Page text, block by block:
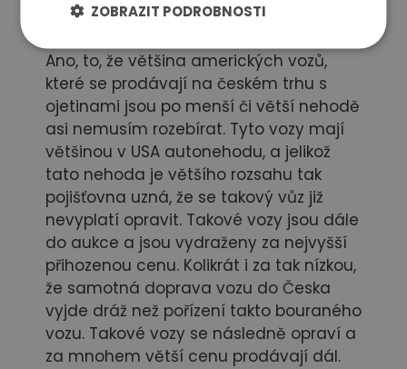
Ano, to, že většina amerických vozů,
které se prodávají na českém trhu s
ojetinami jsou po menší či větší nehodě
asi nemusím rozebírat. Tyto vozy mají
většinou v USA autonehodu, a jelikož
tato nehoda je většího rozsahu tak
pojišťovna uzná, že se takový vůz již
nevyplatí opravit. Takové vozy jsou dále
do aukce a jsou vydraženy za nejvyšší
přihozenou cenu. Kolikrát i za tak nízkou,
že samotná doprava vozu do Česka
vyjde dráž než pořízení takto bouraného
vozu. Takové vozy se následně opraví a
za mnohem větší cenu prodávají dál.
ZOBRAZIT PODROBNOSTI